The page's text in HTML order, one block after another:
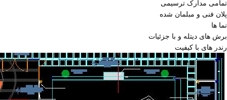
تمامی مدارک ترسیمی
پلان فنی و مبلمان شده
نما ها
برش های دیتله و با جزئیات
رندر های با کیفیت